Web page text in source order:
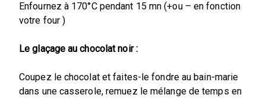
Enfournez à 170°C pendant 15 mn (+ou – en fonction
votre four )
Le glaçage au chocolat noir :
Coupez le chocolat et faites-le fondre au bain-marie
dans une casserole, remuez le mélange de temps en